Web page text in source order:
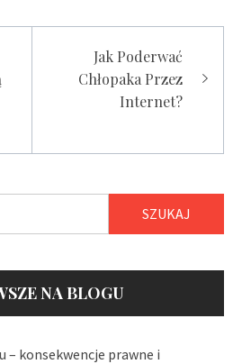
Jak Poderwać
Chłopaka Przez
Internet?
NA BLOGU
– konsekwencje prawne i